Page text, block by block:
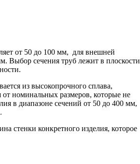
от 50 до 100 мм, для внешней
Выбор сечения труб лежит в плоскости
из высокопрочного сплава,
номинальных размеров, которые не
в диапазоне сечений от 50 до 400 мм,
стенки конкретного изделия, которое